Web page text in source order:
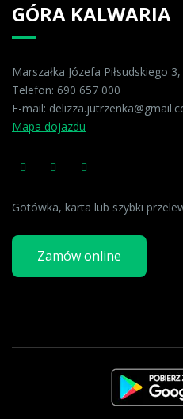
GÓRA KALWARIA
Marszałka Józefa Piłsudskiego
Telefon: 690 657 000
E-mail:
Mapa dojazdu
Gotówka, karta lub szybki
Zamów online